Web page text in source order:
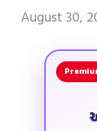
August 30,